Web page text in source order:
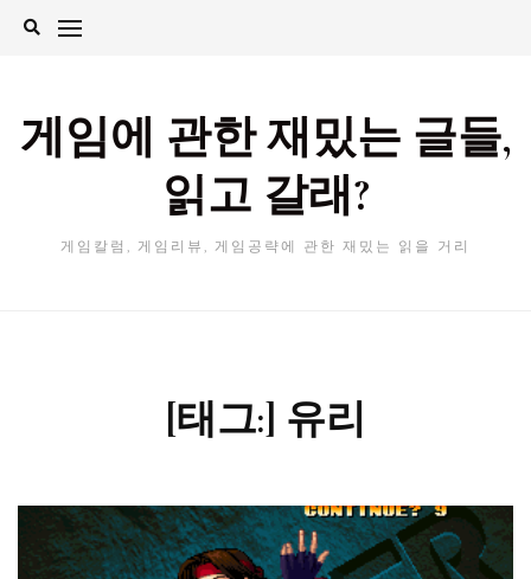
Skip
게임에 관한 재밌는 글들,
읽고 갈래?
게임칼럼, 게임리뷰, 게임공략에 관한 재밌는 읽을 거리
[태그:] 유리